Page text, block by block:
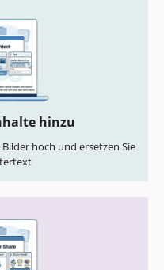
hinzu
hoch und ersetzen Sie